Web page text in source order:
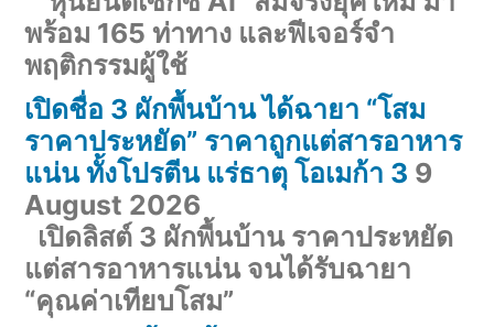
พร้อม 165 ท่าทาง และฟีเจอร์จำ
พฤติกรรมผู้ใช้
เปิดชื่อ 3 ผักพื้นบ้าน ได้ฉายา “โสม
ราคาประหยัด” ราคาถูกแต่สารอาหาร
แน่น ทั้งโปรตีน แร่ธาตุ โอเมก้า 3 9
August 2026
เปิดลิสต์ 3 ผักพื้นบ้าน ราคาประหยัด
แต่สารอาหารแน่น จนได้รับฉายา
“คุณค่าเทียบโสม”